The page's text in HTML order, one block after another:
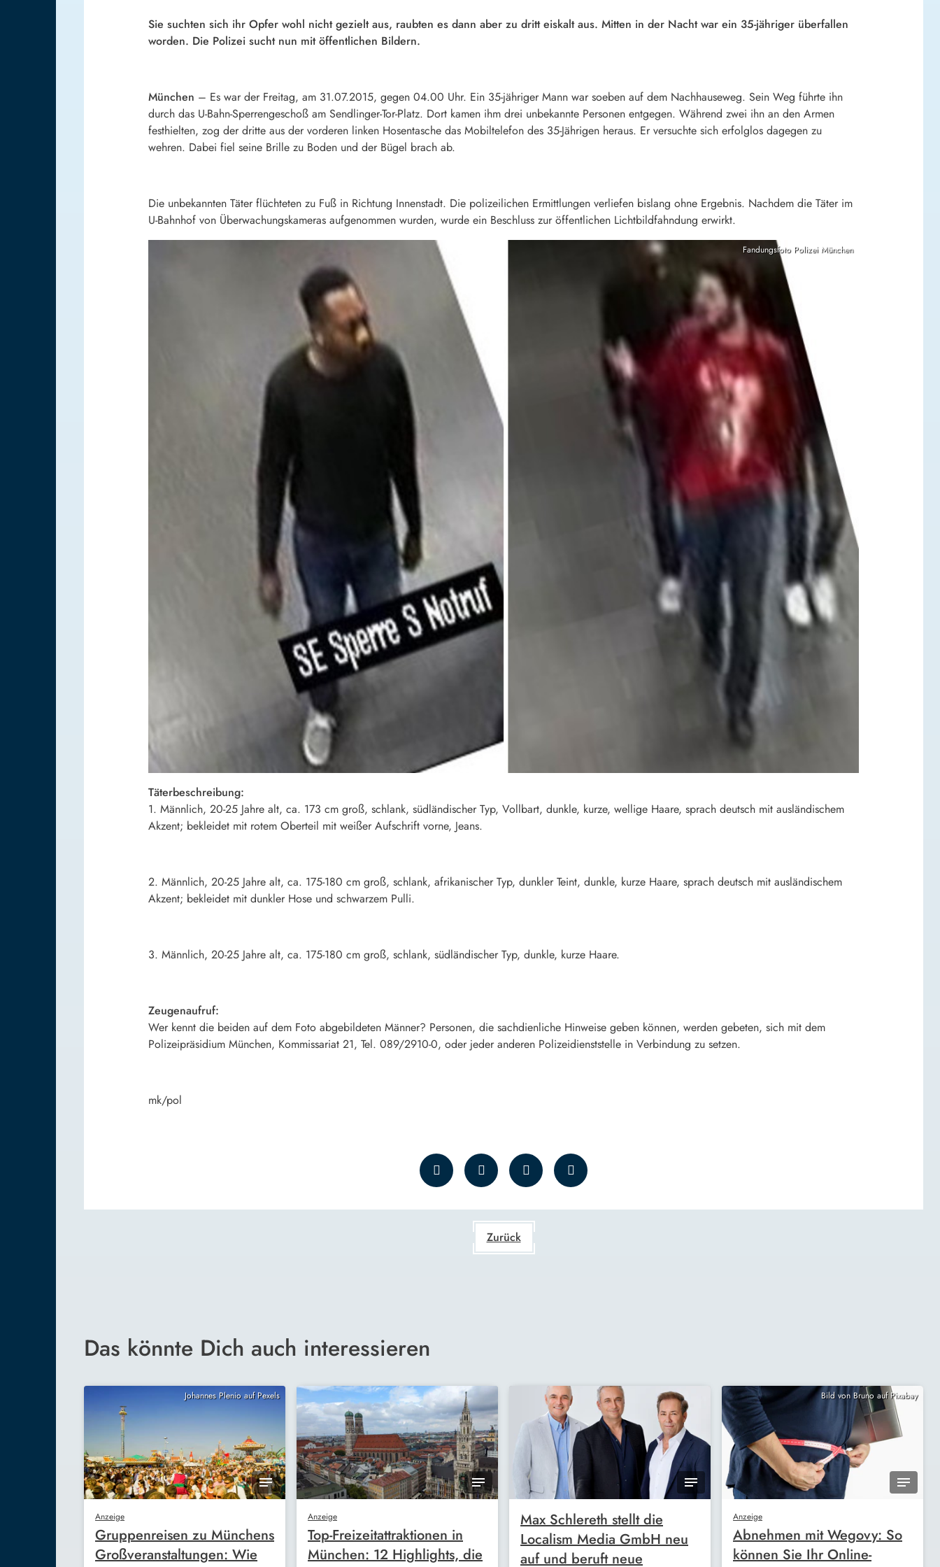
Sie suchten sich ihr Opfer wohl nicht gezielt aus, raubten es dann aber zu dritt eiskalt aus. Mitten in der Nacht war ein 35-jähriger überfallen
worden. Die Polizei sucht nun mit öffentlichen Bildern.
München – Es war der Freitag, am 31.07.2015, gegen 04.00 Uhr. Ein 35-jähriger Mann war soeben auf dem Nachhauseweg. Sein Weg führte ihn
durch das U-Bahn-Sperrengeschoß am Sendlinger-Tor-Platz. Dort kamen ihm drei unbekannte Personen entgegen. Während zwei ihn an den Armen
festhielten, zog der dritte aus der vorderen linken Hosentasche das Mobiltelefon des 35-Jährigen heraus. Er versuchte sich erfolglos dagegen zu
wehren. Dabei fiel seine Brille zu Boden und der Bügel brach ab.
Die unbekannten Täter flüchteten zu Fuß in Richtung Innenstadt. Die polizeilichen Ermittlungen verliefen bislang ohne Ergebnis. Nachdem die Täter im
U-Bahnhof von Überwachungskameras aufgenommen wurden, wurde ein Beschluss zur öffentlichen Lichtbildfahndung erwirkt.
Fandungsfoto Polizei München
Täterbeschreibung:
1. Männlich, 20-25 Jahre alt, ca. 173 cm groß, schlank, südländischer Typ, Vollbart, dunkle, kurze, wellige Haare, sprach deutsch mit ausländischem
Akzent; bekleidet mit rotem Oberteil mit weißer Aufschrift vorne, Jeans.
2. Männlich, 20-25 Jahre alt, ca. 175-180 cm groß, schlank, afrikanischer Typ, dunkler Teint, dunkle, kurze Haare, sprach deutsch mit ausländischem
Akzent; bekleidet mit dunkler Hose und schwarzem Pulli.
3. Männlich, 20-25 Jahre alt, ca. 175-180 cm groß, schlank, südländischer Typ, dunkle, kurze Haare.
Zeugenaufruf:
Wer kennt die beiden auf dem Foto abgebildeten Männer? Personen, die sachdienliche Hinweise geben können, werden gebeten, sich mit dem
Polizeipräsidium München, Kommissariat 21, Tel. 089/2910-0, oder jeder anderen Polizeidienststelle in Verbindung zu setzen.
mk/pol
Zurück
Das könnte Dich auch interessieren
Johannes Plenio auf Pexels
Anzeige
Gruppenreisen zu Münchens
Großveranstaltungen: Wie
Anzeige
Top-Freizeitattraktionen in
München: 12 Highlights, die
Max Schlereth stellt die
Localism Media GmbH neu
auf und beruft neue
Bild von Bruno auf Pixabay
Anzeige
Abnehmen mit Wegovy: So
können Sie Ihr Online-